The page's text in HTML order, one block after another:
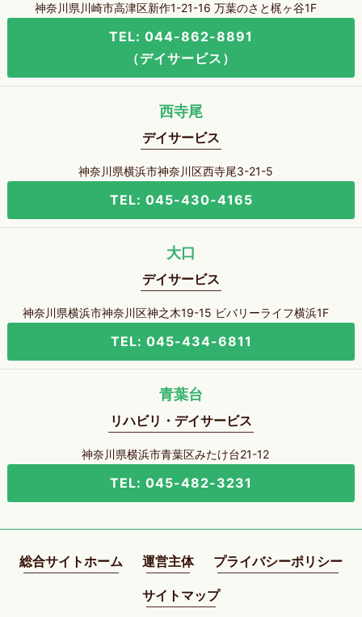
神奈川県川崎市高津区新作1-21-16 万葉のさと梶ヶ谷1F
TEL: 044-862-8891
（デイサービス）
西寺尾
デイサービス
神奈川県横浜市神奈川区西寺尾3-21-5
TEL: 045-430-4165
大口
デイサービス
神奈川県横浜市神奈川区神之木19-15 ビバリーライフ横浜1F
TEL: 045-434-6811
青葉台
リハビリ・デイサービス
神奈川県横浜市青葉区みたけ台21-12
TEL: 045-482-3231
総合サイトホーム 運営主体 プライバシーポリシー
サイトマップ